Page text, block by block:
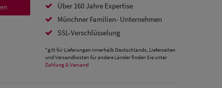
Über 160 Jahre Expertise
Münchner Familien- Unternehmen
SSL-Verschlüsselung
*gilt für Lieferungen innerhalb Deutschlands, Lieferzeiten
und Versandkosten für andere Länder finden Sie unter
Zahlung & Versand